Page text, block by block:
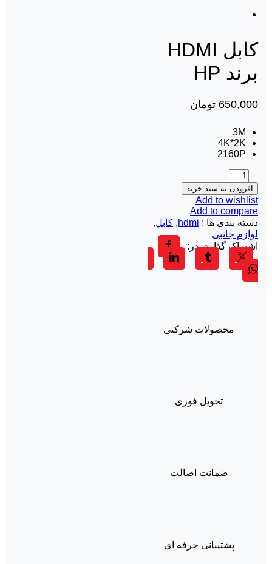
کابل HDMI
برند HP
650,000 تومان
3M
4K*2K
2160P
افزودن به سبد خرید
Add to wishlist
Add to compare
دسته بندی ها : hdmi
, کابل,
لوازم جانبی
اشتراک گذاری در:
محصولات شرکتی
تحویل فوری
ضمانت اصالت
پشتیبانی حرفه ای